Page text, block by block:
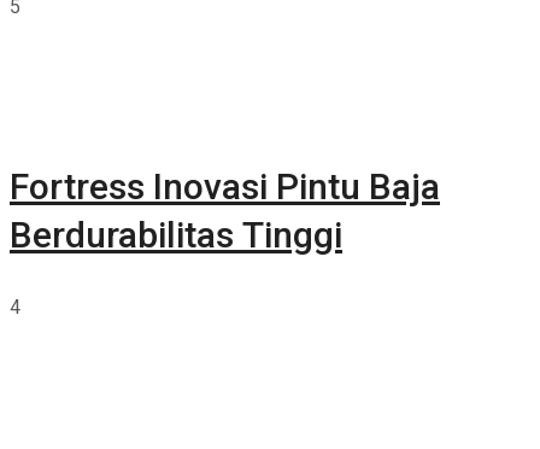
5
Fortress Inovasi Pintu Baja
Berdurabilitas Tinggi
4